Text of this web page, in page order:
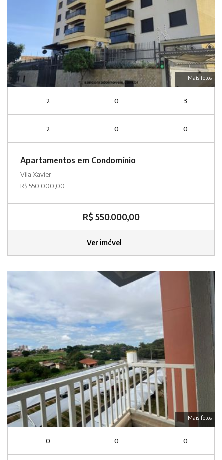
Mais fotos
2 0 3
2 0 0
Apartamentos em Condomínio
Vila Xavier
R$ 550.000,00
R$ 550.000,00
Ver imóvel
Mais fotos
0 0 0